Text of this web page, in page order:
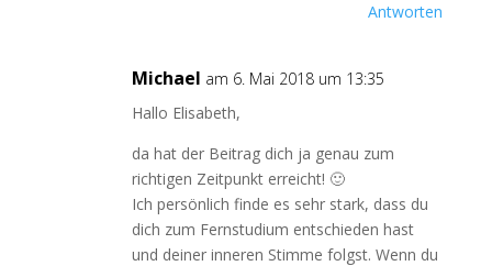
Antworten
Michael am 6. Mai 2018 um 13:35
Hallo Elisabeth,
da hat der Beitrag dich ja genau zum
richtigen Zeitpunkt erreicht! 🙂
Ich persönlich finde es sehr stark, dass du
dich zum Fernstudium entschieden hast
und deiner inneren Stimme folgst. Wenn du